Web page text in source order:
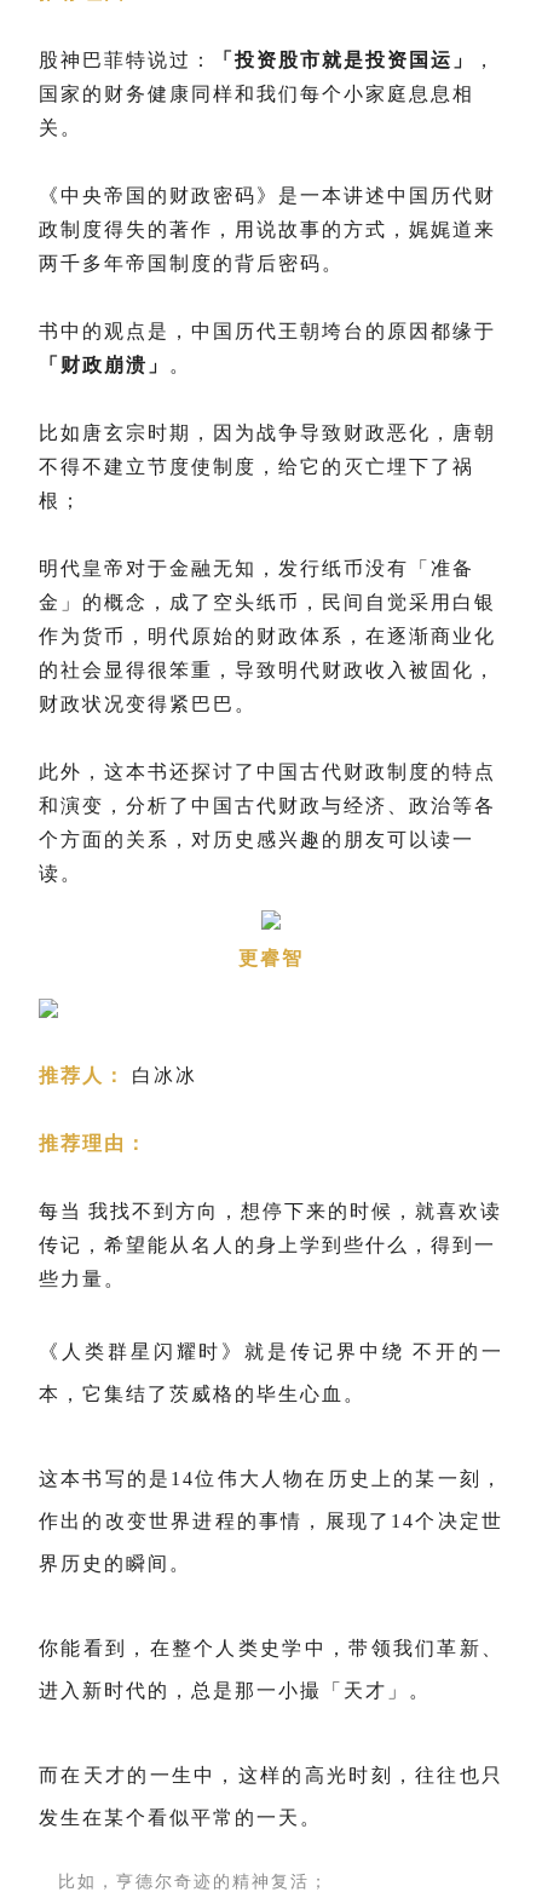
股神巴菲特说过： 「投资股市就是投资国运」
，
国家的财务健康同样和我们每个小家庭息息相
关。
《中央帝国的财政密码》是一本讲述中国历代财
政制度得失的著作，用说故事的方式，娓娓道来
两千多年帝国制度的背后密码。
书中的观点是，中国历代王朝垮台的原因都缘于
「财政崩溃」
。
比如唐玄宗时期，因为战争导致财政恶化，唐朝
不得不建立节度使制度，给它的灭亡埋下了祸
根；
明代皇帝对于金融无知，发行纸币没有「准备
金」的概念，成了空头纸币，民间自觉采用白银
作为货币，明代原始的财政体系，在逐渐商业化
的社会显得很笨重，导致明代财政收入被固化，
财政状况变得紧巴巴。
此外，这本书还探讨了中国古代财政制度的特点
和演变，分析了中国古代财政与经济、政治等各
个方面的关系，对历史感兴趣的朋友可以读一
读。
更睿智
推荐人： 白冰冰
推荐理由：
每当 我找不到方向，想停下来的时候，就喜欢读
传记，希望能从名人的身上学到些什么，得到一
些力量。
《人类群星闪耀时》就是传记界中绕 不开的一
本，它集结了茨威格的毕生心血。
这本书写的是14位伟大人物在历史上的某一刻，
作出的改变世界进程的事情，展现了14个决定世
界历史的瞬间。
你能看到，在整个人类史学中，带领我们革新、
进入新时代的，总是那一小撮「天才」。
而在天才的一生中，这样的高光时刻，往往也只
发生在某个看似平常的一天。
比如，亨德尔奇迹的精神复活；